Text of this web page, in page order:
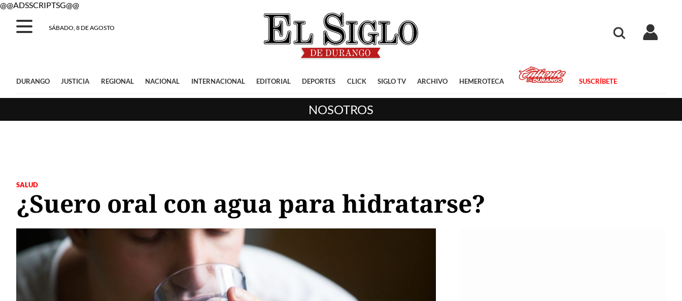
@@ADSSCRIPTSG@@
SÁBADO, 8 DE AGOSTO
DURANGO JUSTICIA REGIONAL NACIONAL INTERNACIONAL EDITORIAL DEPORTES CLICK SIGLO TV ARCHIVO HEMEROTECA SUSCRÍBETE
NOSOTROS
SALUD
¿Suero oral con agua para hidratarse?